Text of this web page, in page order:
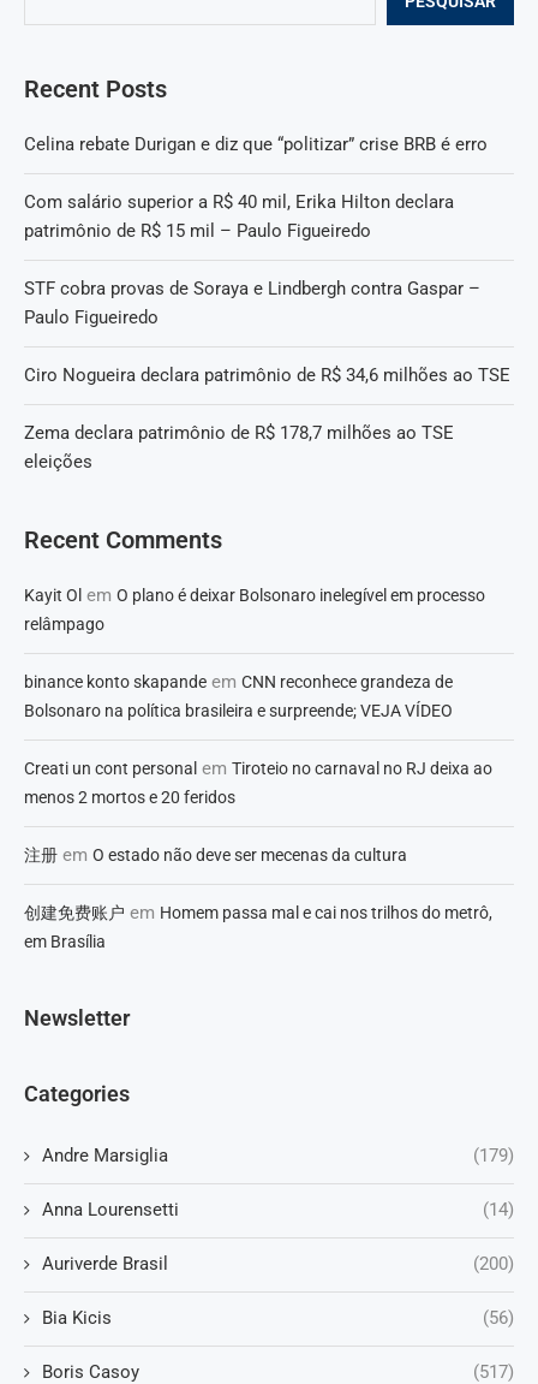
Recent Posts
Celina rebate Durigan e diz que “politizar” crise BRB é erro
Com salário superior a R$ 40 mil, Erika Hilton declara
patrimônio de R$ 15 mil – Paulo Figueiredo
STF cobra provas de Soraya e Lindbergh contra Gaspar –
Paulo Figueiredo
Ciro Nogueira declara patrimônio de R$ 34,6 milhões ao TSE
Zema declara patrimônio de R$ 178,7 milhões ao TSE
eleições
Recent Comments
Kayit Ol em O plano é deixar Bolsonaro inelegível em processo
relâmpago
binance konto skapande em CNN reconhece grandeza de
Bolsonaro na política brasileira e surpreende; VEJA VÍDEO
Creati un cont personal em Tiroteio no carnaval no RJ deixa ao
menos 2 mortos e 20 feridos
注册 em O estado não deve ser mecenas da cultura
创建免费账户 em Homem passa mal e cai nos trilhos do metrô,
em Brasília
Newsletter
Categories
Andre Marsiglia (179)
Anna Lourensetti (14)
Auriverde Brasil (200)
Bia Kicis (56)
Boris Casoy (517)